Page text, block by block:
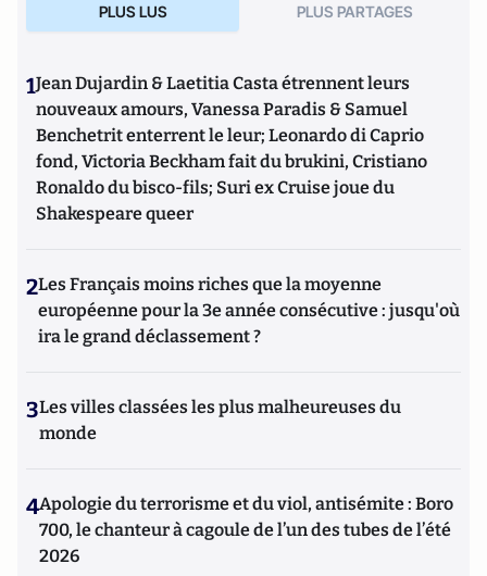
PLUS LUS PLUS PARTAGES
1Jean Dujardin & Laetitia Casta étrennent leurs
nouveaux amours, Vanessa Paradis & Samuel
Benchetrit enterrent le leur; Leonardo di Caprio
fond, Victoria Beckham fait du brukini, Cristiano
Ronaldo du bisco-fils; Suri ex Cruise joue du
Shakespeare queer
2Les Français moins riches que la moyenne
européenne pour la 3e année consécutive : jusqu'où
ira le grand déclassement ?
3Les villes classées les plus malheureuses du
monde
4Apologie du terrorisme et du viol, antisémite : Boro
700, le chanteur à cagoule de l’un des tubes de l’été
2026